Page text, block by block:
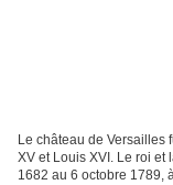
Le château de Versailles
XV et Louis XVI. Le roi et
1682 au 6 octobre 1789,